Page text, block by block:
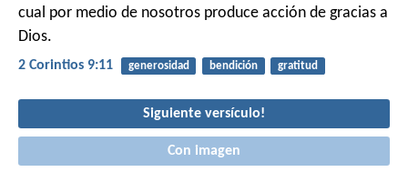
cual por medio de nosotros produce acción de gracias a
Dios.
2 Corintios 9:11 generosidad bendición gratitud
Siguiente versículo!
Con imagen